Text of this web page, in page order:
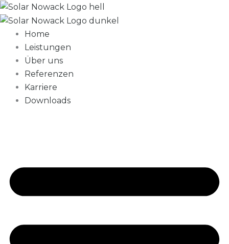
Zum
Inhalt
springenHome
Leistungen
Über uns
Referenzen
Karriere
Downloads